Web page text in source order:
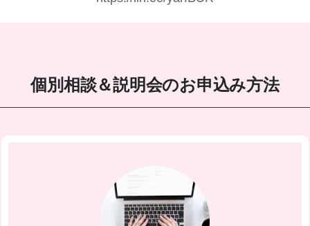
個別相談＆説明会のお申込み方法